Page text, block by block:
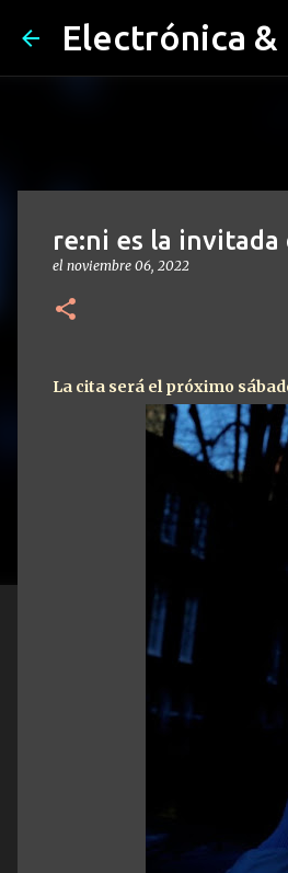
Electrónica &
re:ni es la
el noviembre 06, 2022
La cita será el próximo